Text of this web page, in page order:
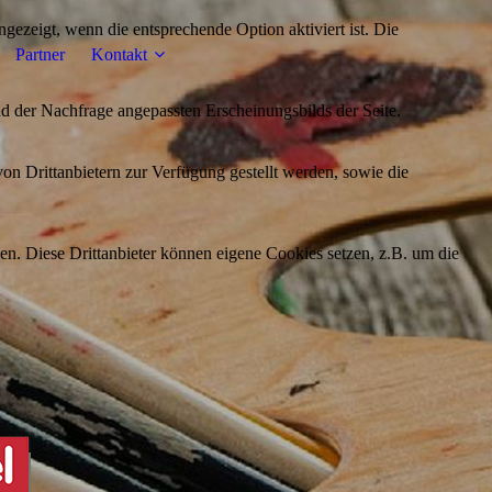
Partner Kontakt
wenn die entsprechende Option aktiviert ist. Die
Nachfrage angepassten Erscheinungsbilds der Seite.
Drittanbietern zur Verfügung gestellt werden, sowie die
Diese Drittanbieter können eigene Cookies setzen, z.B. um die